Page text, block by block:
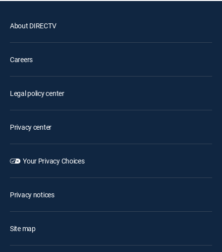
About DIRECTV
Careers
Legal policy center
Privacy center
Your Privacy Choices
Privacy notices
Site map